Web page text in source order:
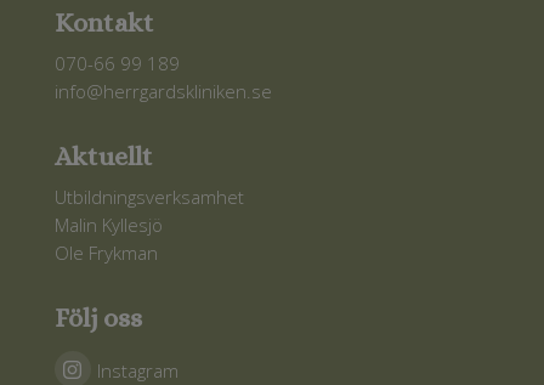
Kontakt
070-66 99 189
info@herrgardskliniken.se
Aktuellt
Utbildningsverksamhet
Malin Kyllesjö
Ole Frykman
Följ oss
Instagram